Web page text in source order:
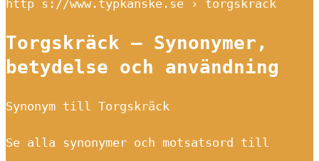
http s://www.typkanske.se › torgskrack
Torgskräck — Synonymer,
betydelse och användning
Synonym till Torgskräck
Se alla synonymer och motsatsord till